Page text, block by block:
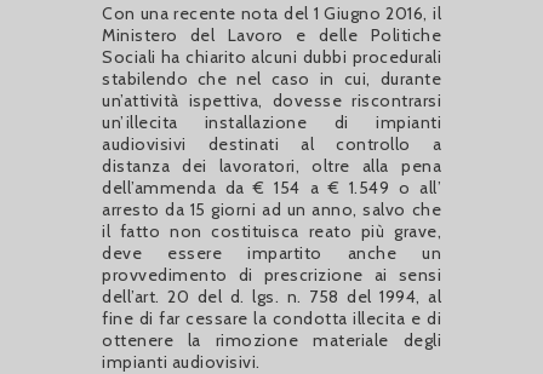
Con una recente nota del 1 Giugno 2016, il
Ministero del Lavoro e delle Politiche
Sociali ha chiarito alcuni dubbi procedurali
stabilendo che nel caso in cui, durante
un’attività ispettiva, dovesse riscontrarsi
un’illecita installazione di impianti
audiovisivi destinati al controllo a
distanza dei lavoratori, oltre alla pena
dell’ammenda da € 154 a € 1.549 o all’
arresto da 15 giorni ad un anno, salvo che
il fatto non costituisca reato più grave,
deve essere impartito anche un
provvedimento di prescrizione ai sensi
dell’art. 20 del d. lgs. n. 758 del 1994, al
fine di far cessare la condotta illecita e di
ottenere la rimozione materiale degli
impianti audiovisivi.